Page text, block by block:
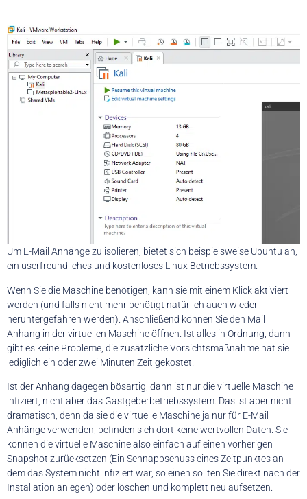
Um E-Mail Anhänge zu isolieren, bietet sich beispielsweise Ubuntu an,
ein userfreundliches und kostenloses Linux Betriebssystem.
Wenn Sie die Maschine benötigen, kann sie mit einem Klick aktiviert
werden (und falls nicht mehr benötigt natürlich auch wieder
heruntergefahren werden). Anschließend können Sie den Mail
Anhang in der virtuellen Maschine öffnen. Ist alles in Ordnung, dann
gibt es keine Probleme, die zusätzliche Vorsichtsmaßnahme hat sie
lediglich ein oder zwei Minuten Zeit gekostet.
Ist der Anhang dagegen bösartig, dann ist nur die virtuelle Maschine
infiziert, nicht aber das Gastgeberbetriebssystem. Das ist aber nicht
dramatisch, denn da sie die virtuelle Maschine ja nur für E-Mail
Anhänge verwenden, befinden sich dort keine wertvollen Daten. Sie
können die virtuelle Maschine also einfach auf einen vorherigen
Snapshot zurücksetzen (Ein Schnappschuss eines Zeitpunktes an
dem das System nicht infiziert war, so einen sollten Sie direkt nach der
Installation anlegen) oder löschen und komplett neu aufsetzen.